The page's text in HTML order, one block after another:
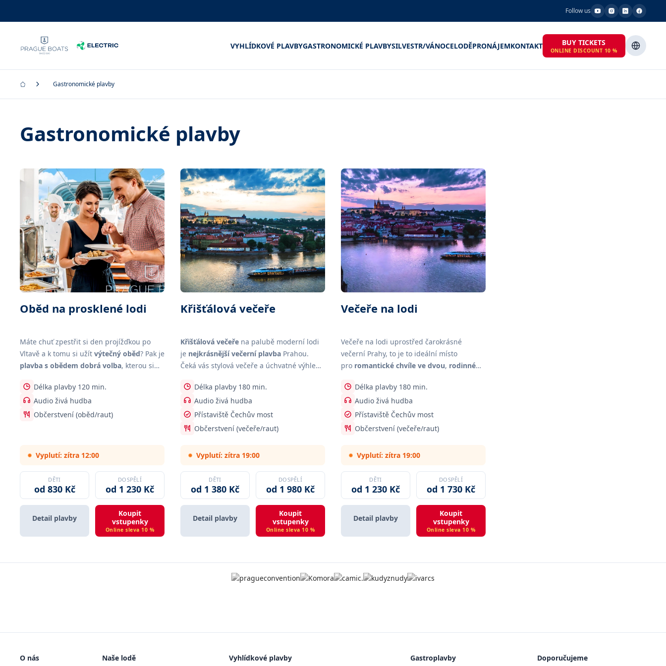
Follow us
VYHLÍDKOVÉ PLAVBYGASTRONOMICKÉ PLAVBYSILVESTR/VÁNOCELODĚPRONÁJEMKONTAKT BUY TICKETS
ONLINE DISCOUNT 10 %
Gastronomické plavby
Gastronomické plavby
Oběd na prosklené lodi
Máte chuť zpestřit si den projížďkou po
Vltavě a k tomu si užít výtečný oběd? Pak je
plavba s obědem dobrá volba, kterou si
prosklených lodích.
Délka plavby 120 min.
Audio živá hudba
Občerstvení (oběd/raut)
Vyplutí: zítra 12:00
DĚTI
od 830 Kč
DOSPĚLÍ
od 1 230 Kč
Detail plavby
Koupit
vstupenky
Online sleva 10 %
Křišťálová večeře
Křišťálová večeře na palubě moderní lodi
je nejkrásnější večerní plavba Prahou.
Čeká vás stylová večeře a úchvatné výhledy
památky.
Délka plavby 180 min.
Audio živá hudba
Přístaviště Čechův most
Občerstvení (večeře/raut)
Vyplutí: zítra 19:00
DĚTI
od 1 380 Kč
DOSPĚLÍ
od 1 980 Kč
Detail plavby
Koupit
vstupenky
Online sleva 10 %
Večeře na lodi
Večeře na lodi uprostřed čarokrásné
večerní Prahy, to je to ideální místo
pro romantické chvíle ve dvou, rodinné
obchodními partnery.
Délka plavby 180 min.
Audio živá hudba
Přístaviště Čechův most
Občerstvení (večeře/raut)
Vyplutí: zítra 19:00
DĚTI
od 1 230 Kč
DOSPĚLÍ
od 1 730 Kč
Detail plavby
Koupit
vstupenky
Online sleva 10 %
O nás Naše lodě Vyhlídkové plavby Gastroplavby Doporučujeme